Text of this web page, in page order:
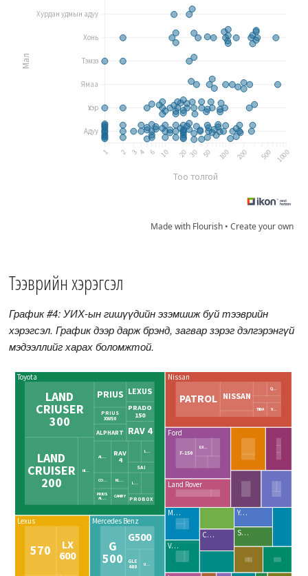
Made with Flourish • Create your own
Тээврийн хэрэгсэл
График #4: УИХ-ын гишүүдийн эзэмшиж буй тээврийн
хэрэгсэл. График дээр дарж брэнд, загвар зэрэг дэлгэрэнгүй
мэдээллийг харах боломжтой.